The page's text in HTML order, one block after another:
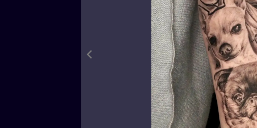
MANCHESTER
PRAGUE VIENNA
ATHENS